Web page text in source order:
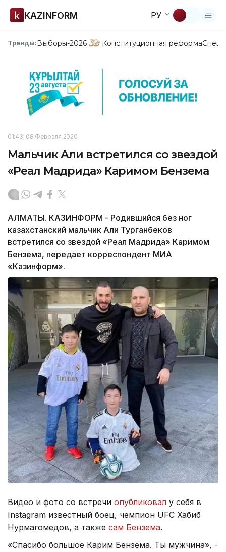
KAZINFORM РУ
Тренды:Выборы-2026 Конституционная реформа
01:43, 08 Февраля 2020
Мальчик Али встретился со звездой
«Реал Мадрида» Каримом Бензема
АЛМАТЫ. КАЗИНФОРМ - Родившийся без ног
казахстанский мальчик Али Турганбеков
встретился со звездой «Реал Мадрида» Каримом
Бензема, передает корреспондент МИА
«Казинформ».
Видео и фото со встречи опубликовал у себя в
Instagram известный боец, чемпион UFС Хабиб
Нурмагомедов, а также сам Бензема.
«Спасибо большое Карим Бензема. Ты мужчина», -